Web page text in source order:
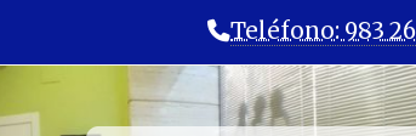
Teléfono: 983 26